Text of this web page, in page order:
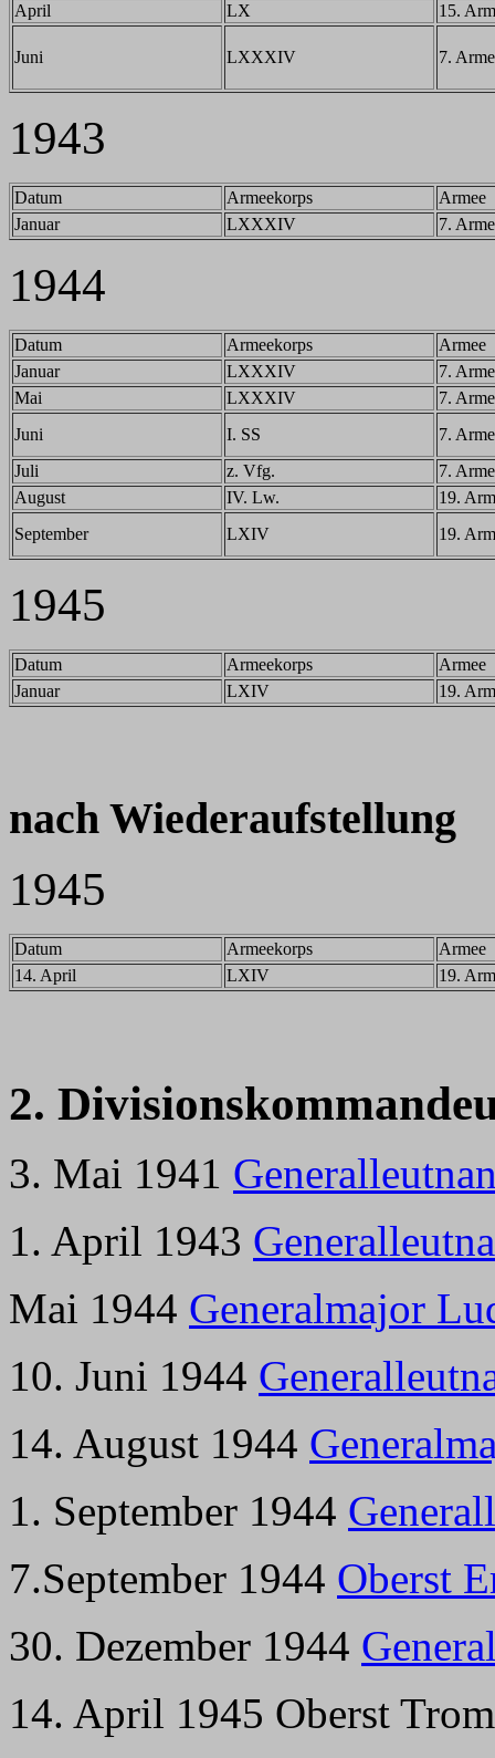
April
LX 15.
Juni LXXXIV 7.
1943
Datum Armeekorps
Armee
Januar
LXXXIV 7.
1944
Datum Armeekorps
Armee
Januar
LXXXIV
7.
Mai
LXXXIV
7.
Juni
I. SS
7.
Juli
z. Vfg.
7.
August
IV. Lw.
19.
September
LXIV 19.
1945
Datum Armeekorps
Armee
Januar
LXIV 19.
nach Wiederaufstellung
1945
Datum Armeekorps
Armee
14. April
LXIV 19.
2.
3. Mai 1941
1. April 1943
Mai 1944 Generalmajor
10. Juni 1944
14. August 1944
1. September 1944
7.September 1944 Oberst
30. Dezember 1944
14. April 1945 Oberst